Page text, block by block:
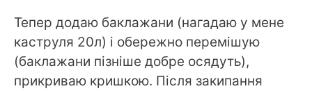
Тепер додаю баклажани (нагадаю у мене
каструля 20л) і обережно перемішую
(баклажани пізніше добре осядуть),
прикриваю кришкою. Після закипання